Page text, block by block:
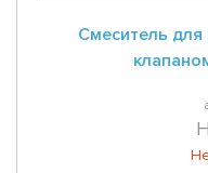
Смеситель